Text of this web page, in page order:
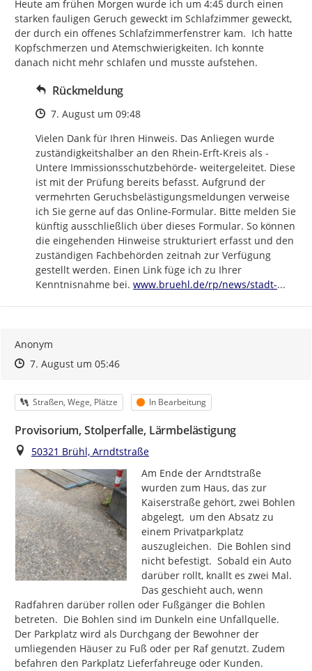
Heute am frühen Morgen wurde ich um 4:45 durch einen
starken fauligen Geruch geweckt im Schlafzimmer geweckt,
der durch ein offenes Schlafzimmerfenstrer kam.  Ich hatte
Kopfschmerzen und Atemschwierigkeiten. Ich konnte
danach nicht mehr schlafen und musste aufstehen.
Rückmeldung
Zeitpunkt des Erstellens
7. August um 09:48
Vielen Dank für Ihren Hinweis. Das Anliegen wurde
zuständigkeitshalber an den Rhein-Erft-Kreis als -
Untere Immissionsschutzbehörde- weitergeleitet. Diese
ist mit der Prüfung bereits befasst. Aufgrund der
vermehrten Geruchsbelästigungsmeldungen verweise
ich Sie gerne auf das Online-Formular. Bitte melden Sie
künftig ausschließlich über dieses Formular. So können
die eingehenden Hinweise strukturiert erfasst und den
zuständigen Fachbehörden zeitnah zur Verfügung
gestellt werden. Einen Link füge ich zu Ihrer
Kenntnisnahme bei. https://
www.bruehl.de/rp/news/stadt-...
Anonym
Zeitpunkt des Erstellens
Zeitpunkt des Erstellens
7. August um 05:46Zur Äußerung
Kategorie
Straßen, Wege, Plätze Status
In Bearbeitung
Provisorium, Stolperfalle, Lärmbelästigung
Ort
50321 Brühl, Arndtstraße
Am Ende der Arndtstraße
wurden zum Haus, das zur
Kaiserstraße gehört, zwei Bohlen
abgelegt,  um den Absatz zu
einem Privatparkplatz
auszugleichen.  Die Bohlen sind
nicht befestigt.  Sobald ein Auto
darüber rollt, knallt es zwei Mal.
Das geschieht auch, wenn
Radfahren darüber rollen oder Fußgänger die Bohlen
betreten.  Die Bohlen sind im Dunkeln eine Unfallquelle.
Der Parkplatz wird als Durchgang der Bewohner der
umliegenden Häuser zu Fuß oder per Raf genutzt. Zudem
befahren den Parkplatz Lieferfahreuge oder Kunden.